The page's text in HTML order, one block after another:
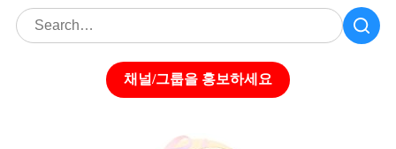
채널/그룹을 홍보하세요